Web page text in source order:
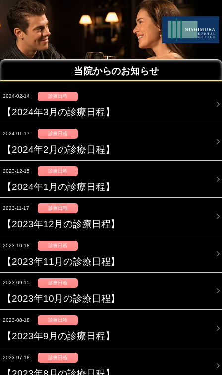
当院からのお知らせ
2024-02-14 診療日程
【2024年3月の診療日程】
2024-01-17 診療日程
【2024年2月の診療日程】
2023-12-15 診療日程
【2024年1月の診療日程】
2023-11-17 診療日程
【2023年12月の診療日程】
2023-10-18 診療日程
【2023年11月の診療日程】
2023-09-15 診療日程
【2023年10月の診療日程】
2023-08-18 診療日程
【2023年9月の診療日程】
2023-07-18 診療日程